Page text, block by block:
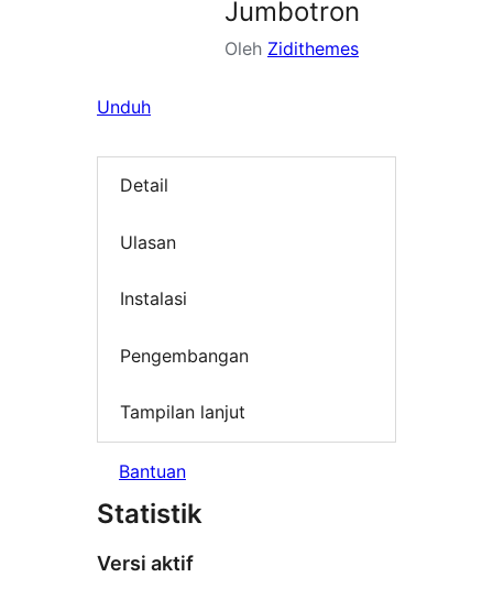
Jumbotron
Oleh Zidithemes
Unduh
Detail
Ulasan
Instalasi
Pengembangan
Tampilan lanjut
Bantuan
Statistik
Versi aktif